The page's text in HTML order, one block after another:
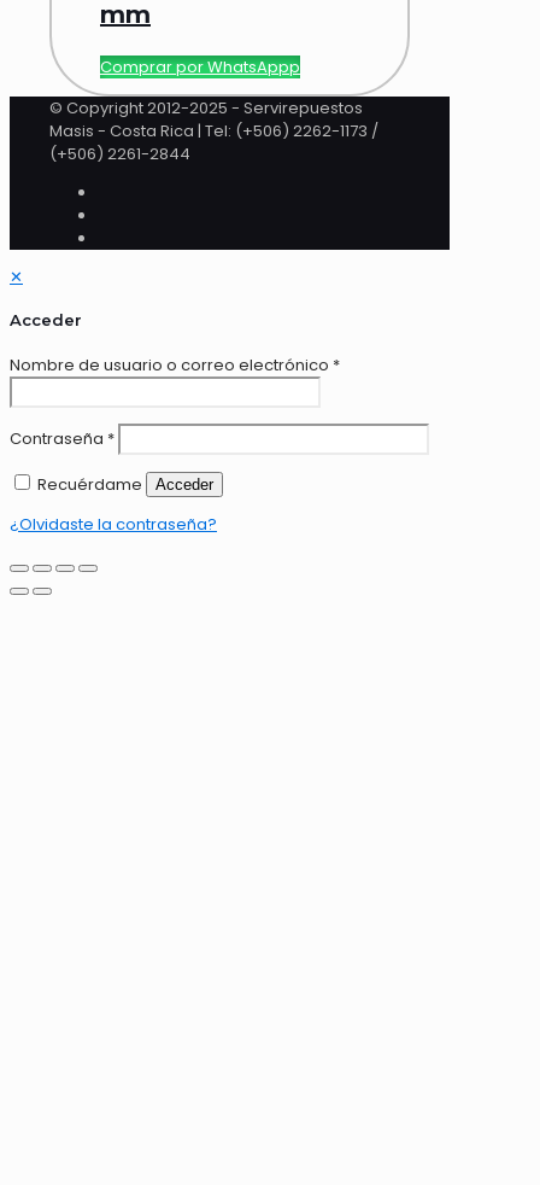
mm
Comprar por WhatsAppp
© Copyright 2012-2025 - Servirepuestos
Masis - Costa Rica | Tel: (+506) 2262-1173 /
(+506) 2261-2844
✕
Acceder
Nombre de usuario o correo electrónico *
Contraseña *
Recuérdame
Acceder
¿Olvidaste la contraseña?